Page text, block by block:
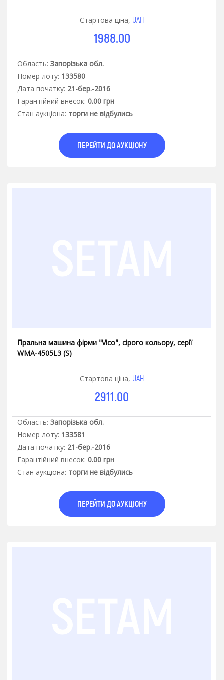
Стартова ціна, UAH
1988.00
Область: Запорізька обл.
Номер лоту: 133580
Дата початку: 21-бер.-2016
Гарантiйний внесок: 0.00 грн
Стан аукцiона: торги не відбулись
ПЕРЕЙТИ ДО АУКЦІОНУ
Пральна машина фірми "Vico", сірого кольору, серії
WMA-4505L3 (S)
Стартова ціна, UAH
2911.00
Область: Запорізька обл.
Номер лоту: 133581
Дата початку: 21-бер.-2016
Гарантiйний внесок: 0.00 грн
Стан аукцiона: торги не відбулись
ПЕРЕЙТИ ДО АУКЦІОНУ